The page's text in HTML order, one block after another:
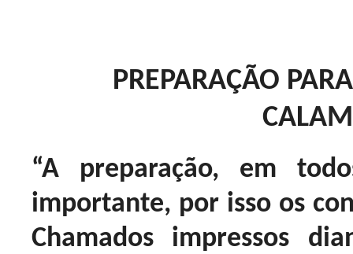
PREPARAÇÃO
“A preparação, em
importante, por isso os
Chamados impressos